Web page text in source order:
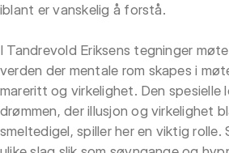
iblant er vanskelig å forstå.
I Tandrevold Eriksens tegninger
verden der mentale rom skapes i
mareritt og virkelighet. Den spesielle
drømmen, der illusjon og virkelighet
smeltedigel, spiller her en viktig